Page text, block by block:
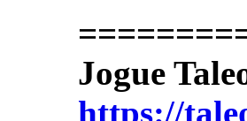
Jogue
https://